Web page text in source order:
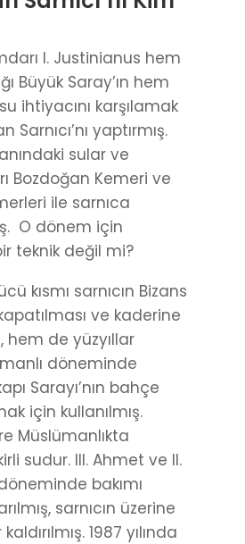
I. Justinianus hem
Büyük Saray’ın hem
ihtiyacını karşılamak
yaptırmış.
sular ve
Bozdoğan Kemeri ve
ile sarnıca
O dönem için
teknik değil mi?
kısmı sarnıcın Bizans
ve kaderine
hem de yüzyıllar
döneminde
Sarayı’nın bahçe
için kullanılmış.
Müslümanlıkta
sudur. III. Ahmet ve II.
bakımı
sarnıcın üzerine
1987 yılında